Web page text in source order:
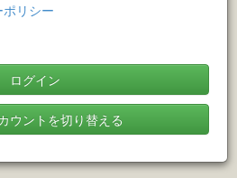
リシー
ログイン
ウントを切り替える